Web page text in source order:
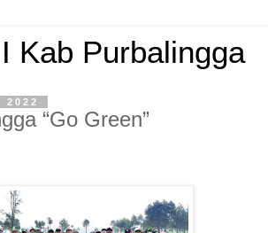
Kab Purbalingga
2022
“Go Green”